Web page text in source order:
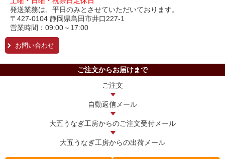
発送業務は、平日のみとさせていただいております。
〒427-0104 静岡県島田市井口227-1
営業時間：09:00～17:00
お問い合わせ
ご注文からお届けまで
ご注文
自動返信メール
大五うなぎ工房からのご注文受付メール
大五うなぎ工房からの出荷メール